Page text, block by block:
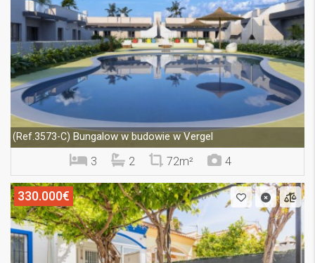
(Ref.3573-C) Bungalow w budowie w Vergel
3 2 72m² 4
330.000€